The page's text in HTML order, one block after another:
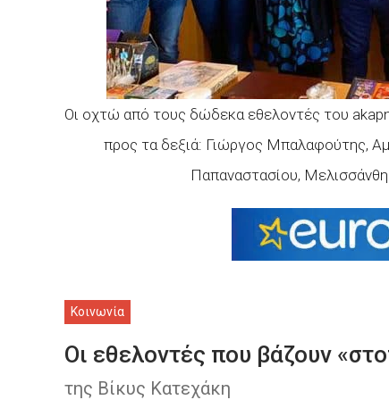
Οι οχτώ από τους δώδεκα εθελοντές του
προς τα δεξιά: Γιώργος Μπαλαφούτης,
Παπαναστασίου,
Κοινωνία
Οι εθελοντές που βάζουν
της Βίκυς Κατεχάκη